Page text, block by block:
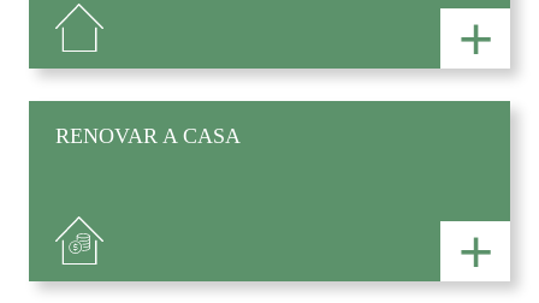
+
RENOVAR A CASA
+